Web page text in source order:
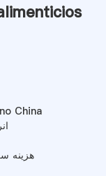
China
هزینه